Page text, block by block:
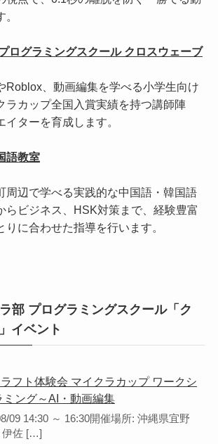
ログラミングスクール クロスウェーブ
Roblox、動画編集を学べる小学生向け
ラカップ全国入賞実績を持つ講師陣
ターを育成します。
語教室
周辺で学べる実践的な中国語・韓国語
らビジネス、HSK対策まで、経験豊富
りに合わせた指導を行います。
部 プログラミングスクール「ク
イベント
フト体験会 マイクラカップ ワークシ
ミング～AI・動画編集
09 14:30 ～ 16:30開催場所: 沖縄県宜野
伊佐 […]